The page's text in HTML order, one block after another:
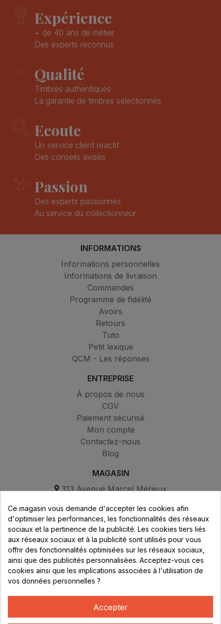
Expérience
+ de 40 ans de métier
Des experts reconnus
Qualité
Timbres authentiques
La garantie de timbres sélectionnés
Ecoute
Un service client réactif
Des conseils avisés
Passion
Des experts passionnés
Au service du collectionneur
INFORMATIONS
Informations personnelles
Informations de livraison
Commandes
Programme de fidélité
Avoirs
Retours
Tuto
Petit lexique
QCM - Les réponses
ENTREPRISE
À propos de nous
CGV
Paiement sécurisé
Mon compte
Contactez-nous
Blog
MAGASIN
313 Avenue Marcel Mérieux
69530 Brignais
Lundi au vendredi :
8h - 16h
uniquement sur Rendez-vous
CONTACT
04 78 37 00 68
contact@rhonephilatelie.fr
Ce magasin vous demande d'accepter les cookies afin
d'optimiser les performances, les fonctionnalités des réseaux
sociaux et la pertinence de la publicité. Les cookies tiers liés
aux réseaux sociaux et à la publicité sont utilisés pour vous
offrir des fonctionnalités optimisées sur les réseaux sociaux,
ainsi que des publicités personnalisées. Acceptez-vous ces
cookies ainsi que les implications associées à l'utilisation de
vos données personnelles ?
Accepter